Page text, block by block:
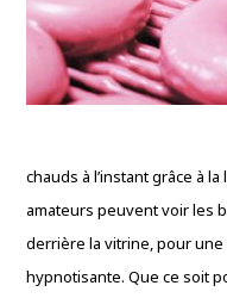
chauds à l’instant grâce à
amateurs peuvent voir les
derrière la vitrine, pour
hypnotisante. Que ce soit